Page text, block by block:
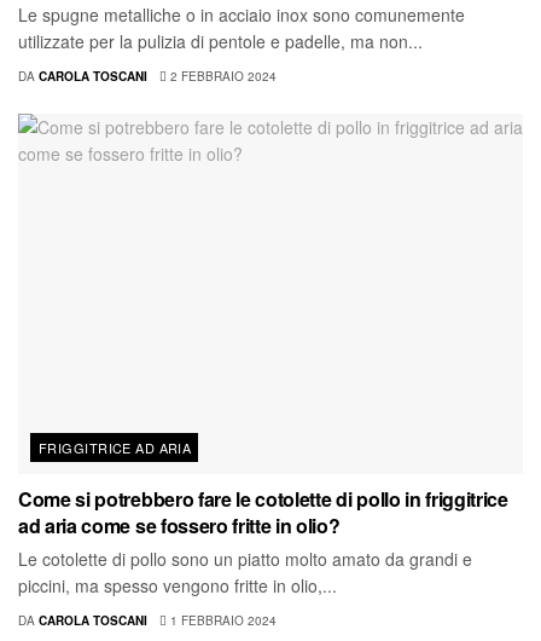
Le spugne metalliche o in acciaio inox sono comunemente
utilizzate per la pulizia di pentole e padelle, ma non...
DA CAROLA TOSCANI 2 FEBBRAIO 2024
FRIGGITRICE AD ARIA
Come si potrebbero fare le cotolette di pollo in friggitrice
ad aria come se fossero fritte in olio?
Le cotolette di pollo sono un piatto molto amato da grandi e
piccini, ma spesso vengono fritte in olio,...
DA CAROLA TOSCANI 1 FEBBRAIO 2024